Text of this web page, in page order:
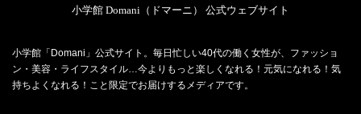
小学館 Domani（ドマーニ） 公式ウェブサイト
小学館「Domani」公式サイト。毎日忙しい40代の働く女性が、ファッショ
ン・美容・ライフスタイル…今よりもっと楽しくなれる！元気になれる！気
持ちよくなれる！こと限定でお届けするメディアです。